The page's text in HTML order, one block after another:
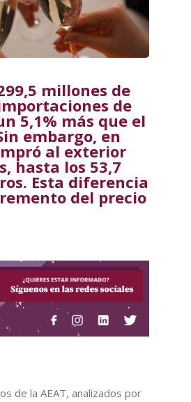
millones de
de
5,1% más que el
embargo, en
al exterior
hasta los 53,7
Esta diferencia
del precio
de la AEAT, analizados por